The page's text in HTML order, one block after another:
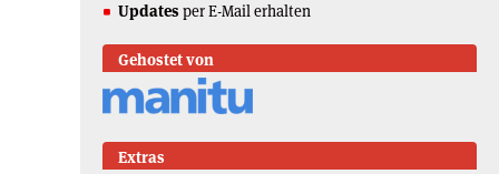
Updates per E-Mail erhalten
Gehostet von
Extras